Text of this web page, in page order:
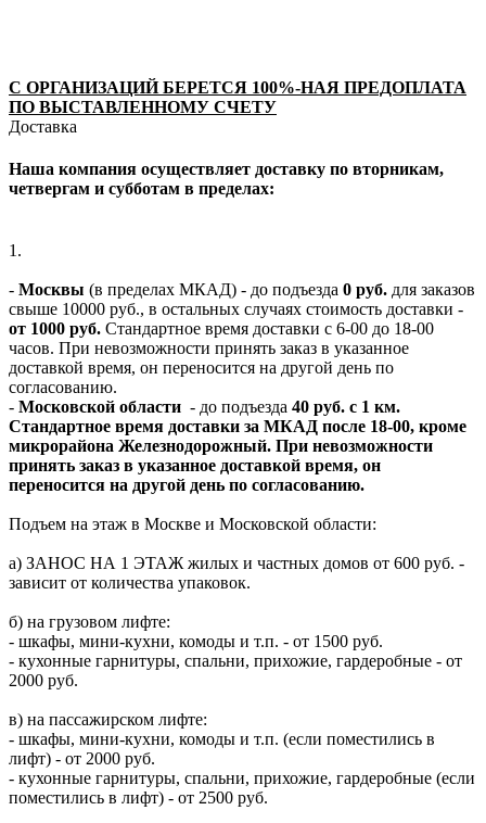
С ОРГАНИЗАЦИЙ БЕРЕТСЯ 100%-НАЯ ПРЕДОПЛАТА
ПО ВЫСТАВЛЕННОМУ СЧЕТУ
Доставка
Наша компания осуществляет доставку по вторникам,
четвергам и субботам в пределах:
1.
- Москвы (в пределах МКАД) - до подъезда 0 руб. для заказов
свыше 10000 руб., в остальных случаях стоимость доставки -
от 1000 руб. Стандартное время доставки с 6-00 до 18-00
часов. При невозможности принять заказ в указанное
доставкой время, он переносится на другой день по
согласованию.
- Московской области - до подъезда 40 руб. с 1 км.
Стандартное время доставки за МКАД после 18-00, кроме
микрорайона Железнодорожный. При невозможности
принять заказ в указанное доставкой время, он
переносится на другой день по согласованию.
Подъем на этаж в Москве и Московской области:
а) ЗАНОС НА 1 ЭТАЖ жилых и частных домов от 600 руб. -
зависит от количества упаковок.
б) на грузовом лифте:
- шкафы, мини-кухни, комоды и т.п. - от 1500 руб.
- кухонные гарнитуры, спальни, прихожие, гардеробные - от
2000 руб.
в) на пассажирском лифте:
- шкафы, мини-кухни, комоды и т.п. (если поместились в
лифт) - от 2000 руб.
- кухонные гарнитуры, спальни, прихожие, гардеробные (если
поместились в лифт) - от 2500 руб.